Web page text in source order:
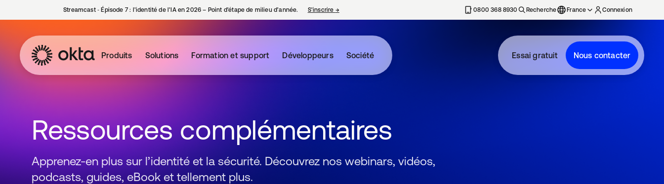
Streamcast ‑ Épisode 7 : l’identité de l’IA en 2026 – Point d’étape de milieu d’année. S’inscrire →s’ouvre dans un nouvel onglet 0800 368 8930 Recherche France Connexion
Produits Solutions Formation et support Développeurs Société Essai gratuit Nous contacter
Ressources complémentaires
Apprenez-en plus sur l’identité et la sécurité. Découvrez nos webinars, vidéos,
podcasts, guides, eBook et tellement plus.